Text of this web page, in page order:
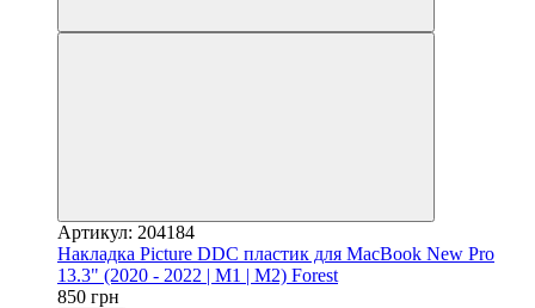
Артикул: 204184
Накладка Picture DDC пластик для MacBook New Pro
13.3" (2020 - 2022 | M1 | M2) Forest
850 грн